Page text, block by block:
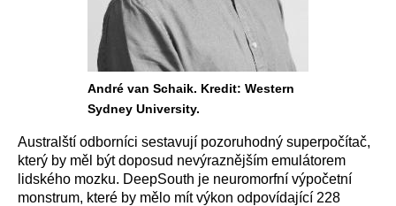
André van Schaik. Kredit: Western
Sydney University.
Australští odborníci sestavují pozoruhodný superpočítač,
který by měl být doposud nevýraznějším emulátorem
lidského mozku. DeepSouth je neuromorfní výpočetní
monstrum, které by mělo mít výkon odpovídající 228